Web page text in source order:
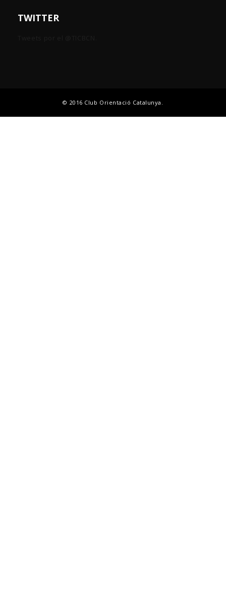
TWITTER
© 2016 Club Orientació Catalunya.